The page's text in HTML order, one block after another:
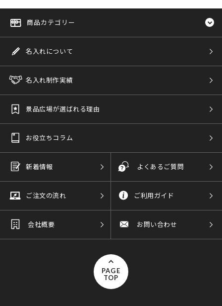
商品カテゴリー
名入れについて
名入れ制作実績
景品広場が選ばれる理由
お役立ちコラム
新着情報 よくあるご質問
ご注文の流れ ご利用ガイド
会社概要 お問い合わせ
PAGE
TOP